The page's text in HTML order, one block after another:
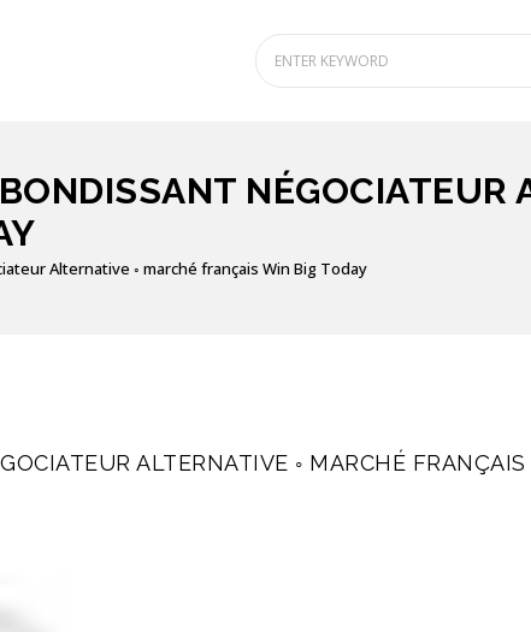
NÉGOCIATEUR
Alternative ◦ marché français Win Big Today
ALTERNATIVE ◦ MARCHÉ